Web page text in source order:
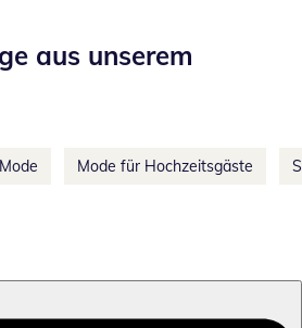
aus unserem
Mode für Hochzeitsgäste